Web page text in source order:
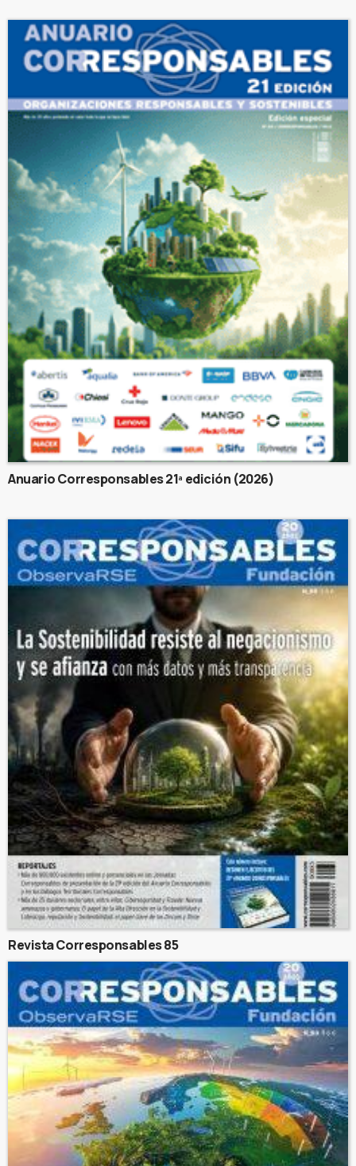
Anuario Corresponsables 21ª edición (2026)
Revista Corresponsables 85